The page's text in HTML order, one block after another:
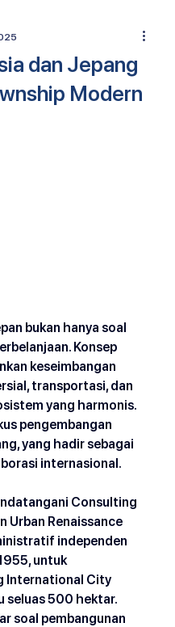
dan Jepang
Modern
bukan hanya soal
Konsep
keseimbangan
transportasi, dan
yang harmonis.
pengembangan
yang hadir sebagai
internasional.
Consulting
Urban Renaissance
independen
untuk
International City
seluas 500 hektar.
soal pembangunan